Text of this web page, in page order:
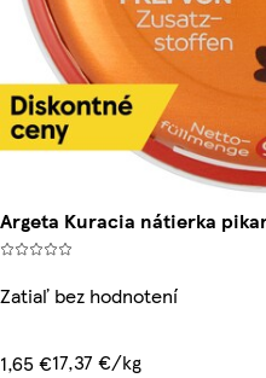
Argeta Kuracia nátierka
Zatiaľ bez hodnotení
1,65 €17,37 €/kg